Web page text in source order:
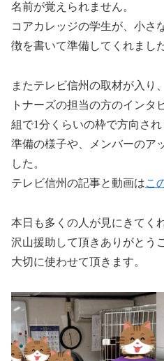
名前が覚えられません。
コアカレッジの学生が、小さ
徴を書いて準備してくれました
またテレビ信州の取材が入り
トナーズの担当の方のインタ
組で1分くらいの枠で方向され
準備の様子や、メンバーのア
した。
テレビ信州の記事と動画はこ
本日も多くの人が見にきてく
沢山援助して頂きありがとう
大切に使わせて頂きます。